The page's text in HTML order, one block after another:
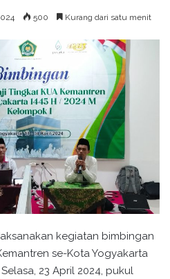
500 Kurang dari satu menit
kegiatan bimbingan
se-Kota Yogyakarta
23 April 2024, pukul